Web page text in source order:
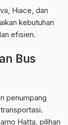
Hiace, dan
kebutuhan
efisien.
Bus
penumpang
Hatta, pilihan